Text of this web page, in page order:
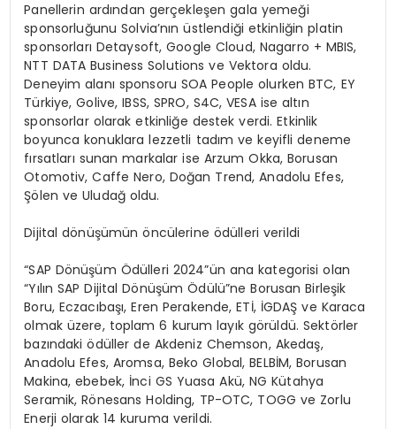
Panellerin ardından gerçekleşen gala yemeği
sponsorluğunu Solvia’nın üstlendiği etkinliğin platin
sponsorları Detaysoft, Google Cloud, Nagarro + MBIS,
NTT DATA Business Solutions ve Vektora oldu.
Deneyim alanı sponsoru SOA People olurken BTC, EY
Türkiye, Golive, IBSS, SPRO, S4C, VESA ise altın
sponsorlar olarak etkinliğe destek verdi. Etkinlik
boyunca konuklara lezzetli tadım ve keyifli deneme
fırsatları sunan markalar ise Arzum Okka, Borusan
Otomotiv, Caffe Nero, Doğan Trend, Anadolu Efes,
Şölen ve Uludağ oldu.
Dijital dönüşümün öncülerine ödülleri verildi
“SAP Dönüşüm Ödülleri 2024”ün ana kategorisi olan
“Yılın SAP Dijital Dönüşüm Ödülü”ne Borusan Birleşik
Boru, Eczacıbaşı, Eren Perakende, ETİ, İGDAŞ ve Karaca
olmak üzere, toplam 6 kurum layık görüldü. Sektörler
bazındaki ödüller de Akdeniz Chemson, Akedaş,
Anadolu Efes, Aromsa, Beko Global, BELBİM, Borusan
Makina, ebebek, İnci GS Yuasa Akü, NG Kütahya
Seramik, Rönesans Holding, TP-OTC, TOGG ve Zorlu
Enerji olarak 14 kuruma verildi.